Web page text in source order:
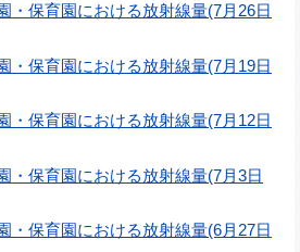
・保育園における放射線量(7月26日
・保育園における放射線量(7月19日
・保育園における放射線量(7月12日
・保育園における放射線量(7月3日
・保育園における放射線量(6月27日